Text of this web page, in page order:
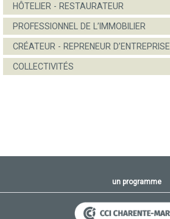
HÔTELIER - RESTAURATEUR
PROFESSIONNEL DE L’IMMOBILIER
CRÉATEUR - REPRENEUR D’ENTREPRISE
COLLECTIVITÉS
un programme